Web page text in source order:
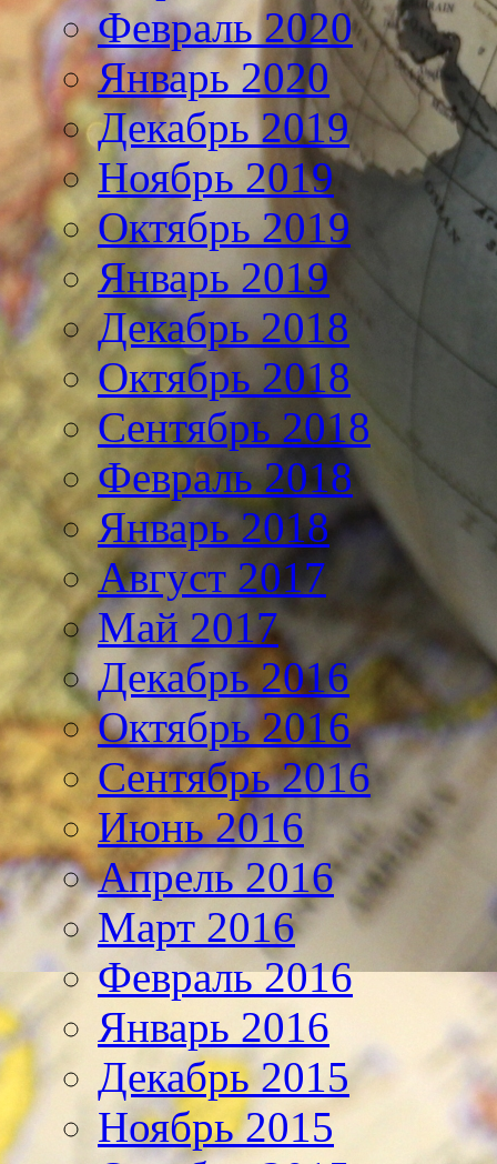
Февраль 2020
Январь 2020
Декабрь 2019
Ноябрь 2019
Октябрь 2019
Январь 2019
Декабрь 2018
Октябрь 2018
Сентябрь 2018
Февраль 2018
Январь 2018
Август 2017
Май 2017
Декабрь 2016
Октябрь 2016
Сентябрь 2016
Июнь 2016
Апрель 2016
Март 2016
Февраль 2016
Январь 2016
Декабрь 2015
Ноябрь 2015